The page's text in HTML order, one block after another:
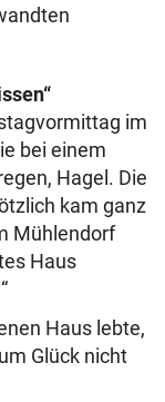
im
bei einem
Hagel. Die
kam ganz
Mühlendorf
Haus
Haus lebte,
Glück nicht